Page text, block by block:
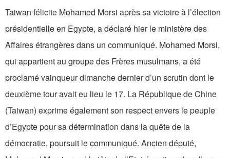
Taiwan félicite Mohamed Morsi après sa victoire à l’élection
présidentielle en Egypte, a déclaré hier le ministère des
Affaires étrangères dans un communiqué. Mohamed Morsi,
qui appartient au groupe des Frères musulmans, a été
proclamé vainqueur dimanche dernier d’un scrutin dont le
deuxième tour avait eu lieu le 17. La République de Chine
(Taiwan) exprime également son respect envers le peuple
d’Egypte pour sa détermination dans la quête de la
démocratie, poursuit le communiqué. Ancien député,